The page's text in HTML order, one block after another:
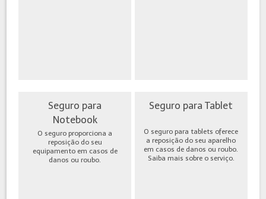
Seguro para
Notebook
O seguro proporciona a
reposição do seu
equipamento em casos de
danos ou roubo.
Seguro para Tablet
O seguro para tablets oferece
a reposição do seu aparelho
em casos de danos ou roubo.
Saiba mais sobre o serviço.